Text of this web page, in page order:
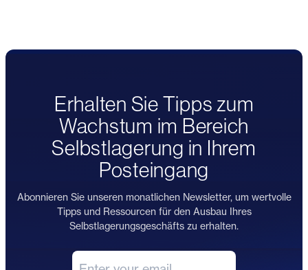
Erhalten Sie Tipps zum
Wachstum im Bereich
Selbstlagerung in Ihrem
Posteingang
Abonnieren Sie unseren monatlichen Newsletter, um wertvolle
Tipps und Ressourcen für den Ausbau Ihres
Selbstlagerungsgeschäfts zu erhalten.